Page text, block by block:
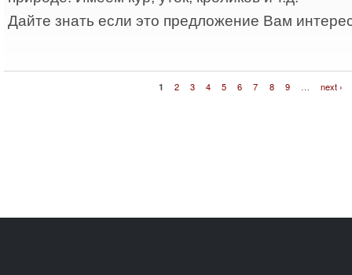
Дайте знать если это предложение Вам
1 2 3 4 5 6 7 8 9 … next ›